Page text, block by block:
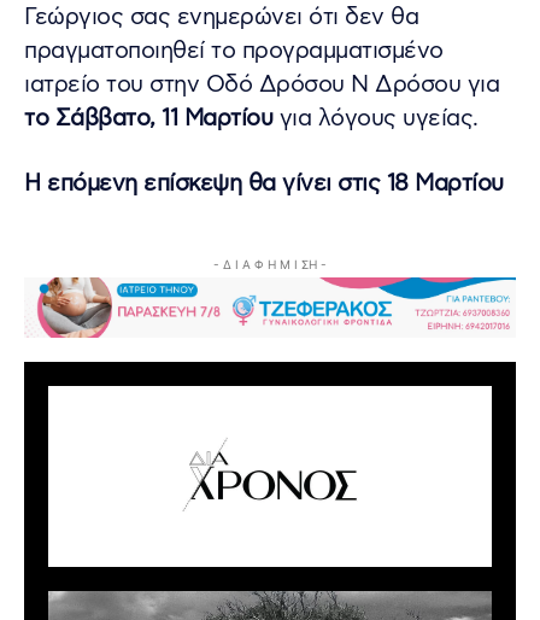
Γεώργιος σας ενημερώνει ότι δεν θα
πραγματοποιηθεί το προγραμματισμένο
ιατρείο του στην Οδό Δρόσου Ν Δρόσου για
το Σάββατο, 11 Μαρτίουγια λόγους υγείας.
Η επόμενη επίσκεψη θα γίνει στις 18 Μαρτίου
- Δ Ι Α Φ Η Μ Ι ΣΗ -